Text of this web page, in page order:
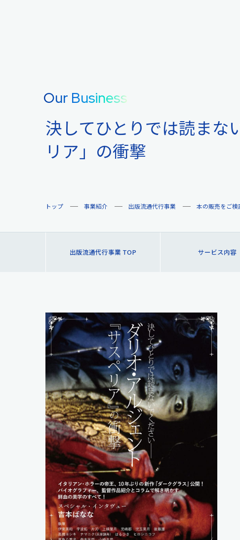
Our Business
決してひとりでは読ま
リア」の衝撃
トップ 事業紹介 出版流通代行事業 本の販売をご検
出版流通代行事業 TOP サービス内容